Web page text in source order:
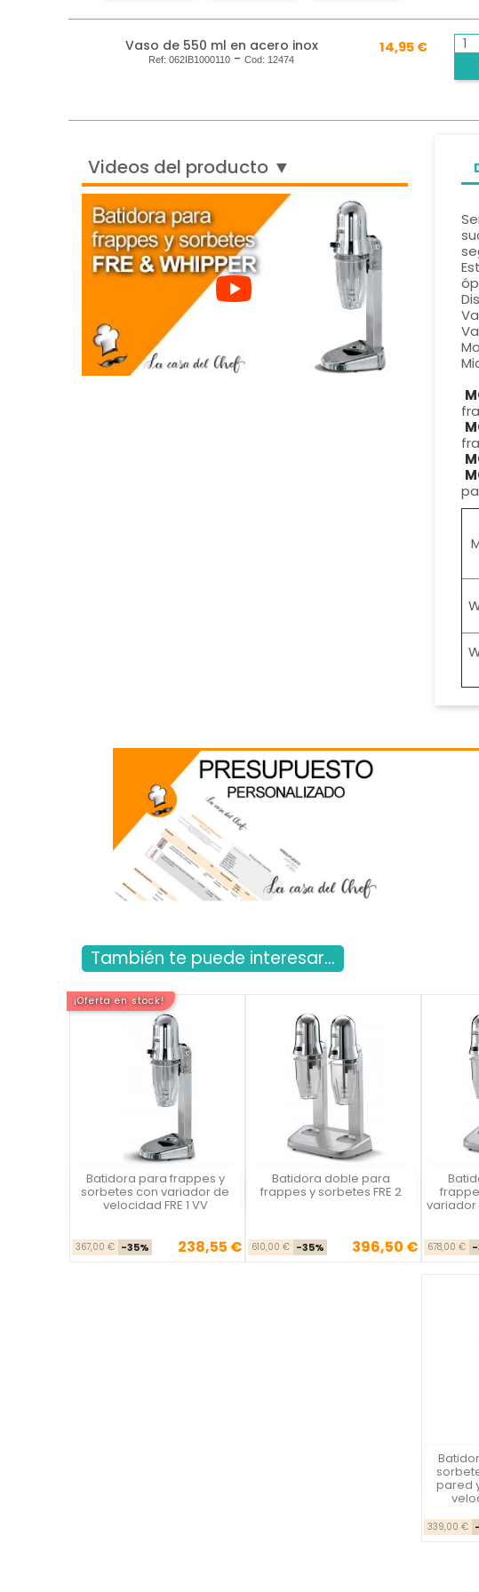
Vaso de 550 ml en acero inox
Ref: 062IB1000110 - Cod: 12474
14,95 €
Videos del producto ▼
También te puede interesar...
¡Oferta en stock!
Batidora para frappes y
sorbetes con variador de
velocidad FRE 1 VV
Precio base
367,00 € -35% Precio
238,55 €

Vista rápida Batidora doble para
frappes y sorbetes FRE 2
Precio base
610,00 € -35% Precio
396,50 €

Vista rápida
variador
678,00 € -
pared
339,00 €